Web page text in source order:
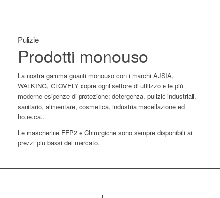
Pulizie
Prodotti monouso
La nostra gamma guanti monouso con i marchi AJSIA,
WALKING, GLOVELY copre ogni settore di utilizzo e le più
moderne esigenze di protezione: detergenza, pulizie industriali,
sanitario, alimentare, cosmetica, industria macellazione ed
ho.re.ca..
Le mascherine FFP2 e Chirurgiche sono sempre disponibili ai
prezzi più bassi del mercato.